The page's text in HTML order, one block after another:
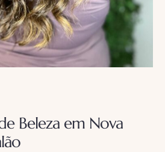
Beleza em Nova